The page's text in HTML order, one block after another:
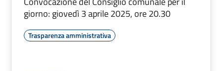
giorno: giovedì 3 aprile 2025, ore 20.30
Trasparenza amministrativa